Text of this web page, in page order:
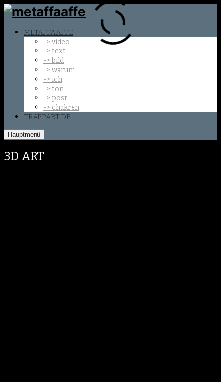
METAFFAAFFE
-> video
-> text
-> bild
-> warum
-> ich
-> ton
-> post
-> chakren
TRAPPART.DE
Hauptmenü
3D ART